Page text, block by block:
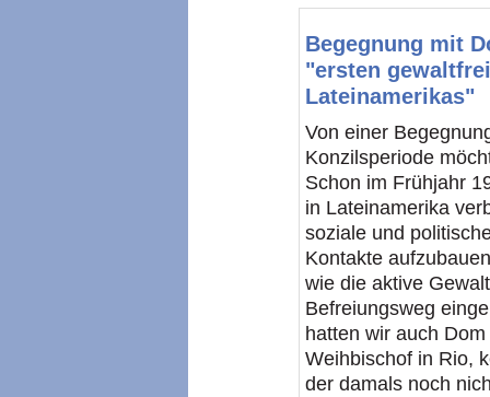
Begegnung mit
"ersten
Lateinamerikas"
Von einer
Konzilsperiode
Schon im Frühjahr
in Lateinamerika
soziale und
Kontakte
wie die aktive
Befreiungsweg
hatten wir auch
Weihbischof in Rio,
der damals noch